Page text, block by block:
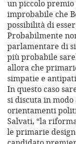
un piccolo
improbabile che
possibilità di
Probabilmente
parlamentare di
più probabile
allora che
simpatie e
In questo caso
si discuta in
orientamenti
Salvati, “la
le primarie